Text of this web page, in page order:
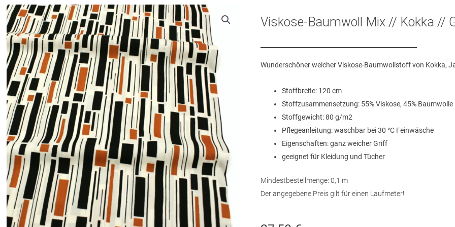
Viskose-Baumwoll Mix // Kokka //
Wunderschöner weicher Viskose-Baumwollstoff von Kokka,
Stoffbreite: 120 cm
Stoffzusammensetzung: 55% Viskose, 45% Baumwolle
Stoffgewicht: 80 g/m2
Pflegeanleitung: waschbar bei 30 °C Feinwäsche
Eigenschaften: ganz weicher Griff
geeignet für Kleidung und Tücher
Mindestbestellmenge: 0,1 m
Der angegebene Preis gilt für einen Laufmeter!